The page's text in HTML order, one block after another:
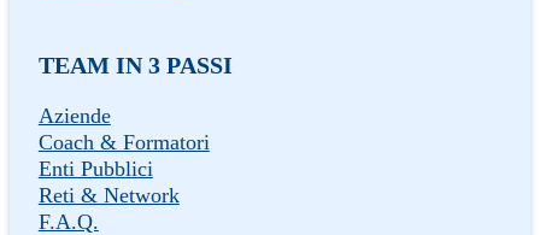
TEAM IN 3 PASSI
Aziende
Coach & Formatori
Enti Pubblici
Reti & Network
F.A.Q.